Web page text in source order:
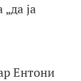
ја
Ентони